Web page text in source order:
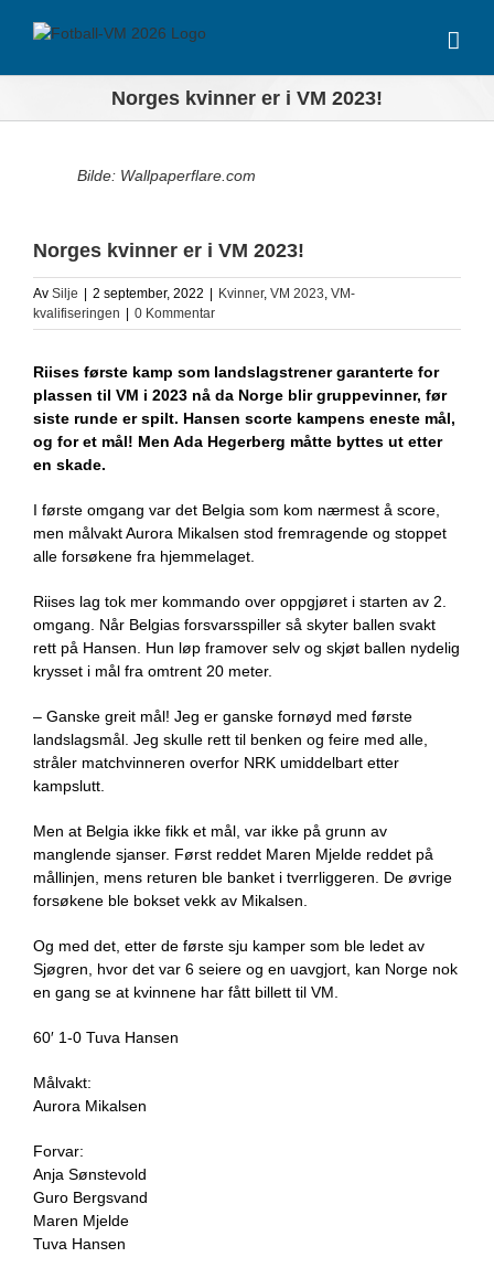
Norges kvinner er i VM 2023!
Bilde: Wallpaperflare.com
Norges kvinner er i VM 2023!
Av Silje 2 september, 2022 Kvinner, VM 2023, VM-
kvalifiseringen
0 Kommentar
Riises første kamp som landslagstrener garanterte for
plassen til VM i 2023 nå da Norge blir gruppevinner, før
siste runde er spilt. Hansen scorte kampens eneste mål,
og for et mål! Men Ada Hegerberg måtte byttes ut etter
en skade.
I første omgang var det Belgia som kom nærmest å score,
men målvakt Aurora Mikalsen stod fremragende og stoppet
alle forsøkene fra hjemmelaget.
Riises lag tok mer kommando over oppgjøret i starten av 2.
omgang. Når Belgias forsvarsspiller så skyter ballen svakt
rett på Hansen. Hun løp framover selv og skjøt ballen nydelig
krysset i mål fra omtrent 20 meter.
– Ganske greit mål! Jeg er ganske fornøyd med første
landslagsmål. Jeg skulle rett til benken og feire med alle,
stråler matchvinneren overfor NRK umiddelbart etter
kampslutt.
Men at Belgia ikke fikk et mål, var ikke på grunn av
manglende sjanser. Først reddet Maren Mjelde reddet på
mållinjen, mens returen ble banket i tverrliggeren. De øvrige
forsøkene ble bokset vekk av Mikalsen.
Og med det, etter de første sju kamper som ble ledet av
Sjøgren, hvor det var 6 seiere og en uavgjort, kan Norge nok
en gang se at kvinnene har fått billett til VM.
60′ 1-0 Tuva Hansen
Målvakt:
Aurora Mikalsen
Forvar:
Anja Sønstevold
Guro Bergsvand
Maren Mjelde
Tuva Hansen